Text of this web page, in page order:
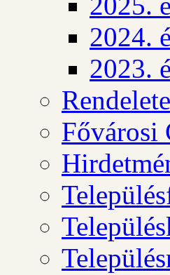
2024.
2023.
Fővárosi